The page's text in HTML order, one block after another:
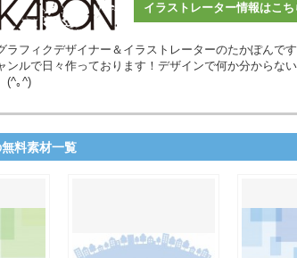
イラストレーター情報はこち
ラフィクデザイナー＆イラストレーターのたかぽんで
ンルで日々作っております！デザインで何か分からな
(^｡^)
料素材一覧